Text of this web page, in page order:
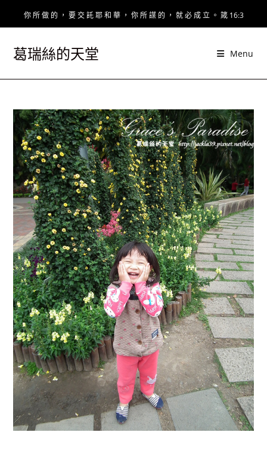
你 所 做 的 ， 要 交 託 耶 和 華 ， 你 所 謀 的 ， 就 必 成 立 。 箴 16:3
葛瑞絲的天堂 Menu